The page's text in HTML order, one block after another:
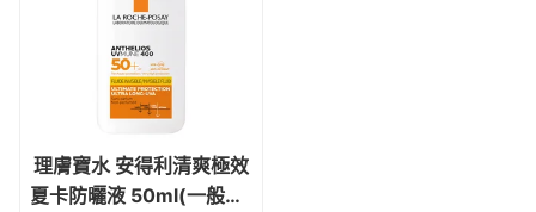
理膚寶水 安得利清爽極效
夏卡防曬液 50ml(一般型)